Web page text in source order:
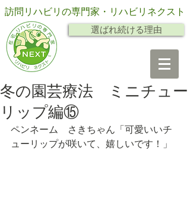
選ばれ続ける理由
訪問リハビリの専門家・リハビリネクスト
冬の園芸療法 ミニチュー
リップ編⑮
ペンネーム　さきちゃん「可愛いいチ
ューリップが咲いて、嬉しいです！」